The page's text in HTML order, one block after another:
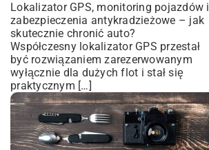
Lokalizator GPS, monitoring pojazdów i
zabezpieczenia antykradzieżowe – jak
skutecznie chronić auto?
Współczesny lokalizator GPS przestał
być rozwiązaniem zarezerwowanym
wyłącznie dla dużych flot i stał się
praktycznym […]